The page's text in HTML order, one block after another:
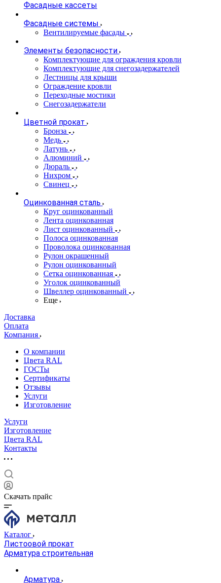
Фасадные кассеты
Фасадные системы
Вентилируемые фасады
Элементы безопасности
Комплектующие для ограждения кровли
Комплектующие для снегозадержателей
Лестницы для крыши
Ограждение кровли
Переходные мостики
Снегозадержатели
Цветной прокат
Бронза
Медь
Латунь
Алюминий
Дюраль
Нихром
Свинец
Оцинкованная сталь
Круг оцинкованный
Лента оцинкованная
Лист оцинкованный
Полоса оцинкованная
Проволока оцинкованная
Рулон окрашенный
Рулон оцинкованный
Сетка оцинкованная
Уголок оцинкованный
Швеллер оцинкованный
Еще
Доставка
Оплата
Компания
О компании
Цвета RAL
ГОСТы
Сертификаты
Отзывы
Услуги
Изготовление
Услуги
Изготовление
Цвета RAL
Контакты
Скачать прайс
Каталог
Листоовой прокат
Арматура строительная
Арматура